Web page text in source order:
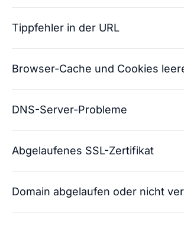
Tippfehler in der URL
Browser-Cache und Cookies
DNS-Server-Probleme
Abgelaufenes SSL-Zertifikat
Domain abgelaufen oder nicht